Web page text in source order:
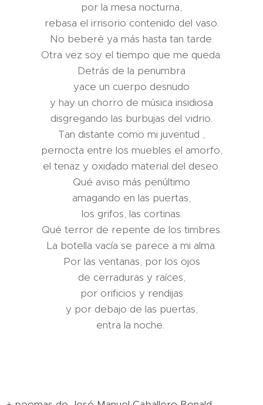
por la mesa nocturna,
rebasa el irrisorio contenido del vaso.
No beberé ya más hasta tan tarde.
Otra vez soy el tiempo que me queda.
Detrás de la penumbra
yace un cuerpo desnudo
y hay un chorro de música insidiosa
disgregando las burbujas del vidrio.
Tan distante como mi juventud ,
pernocta entre los muebles el amorfo,
el tenaz y oxidado material del deseo.
Qué aviso más penúltimo
amagando en las puertas,
los grifos, las cortinas.
Qué terror de repente de los timbres.
La botella vacía se parece a mi alma.
Por las ventanas, por los ojos
de cerraduras y raíces,
por orificios y rendijas
y por debajo de las puertas,
entra la noche.